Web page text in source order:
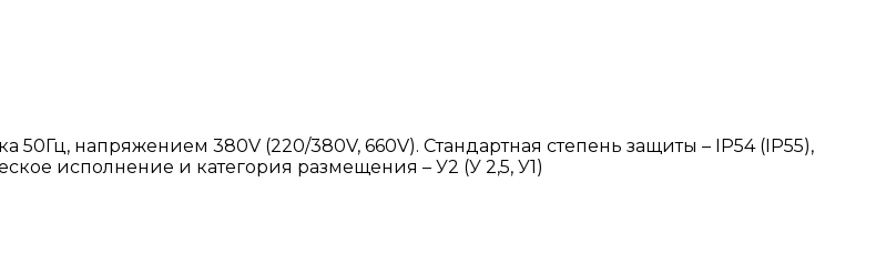
50Гц, напряжением 380V (220/380V, 660V). Стандартная степень защиты – IP54 (IP55),
исполнение и категория размещения – У2 (У 2,5, У1)